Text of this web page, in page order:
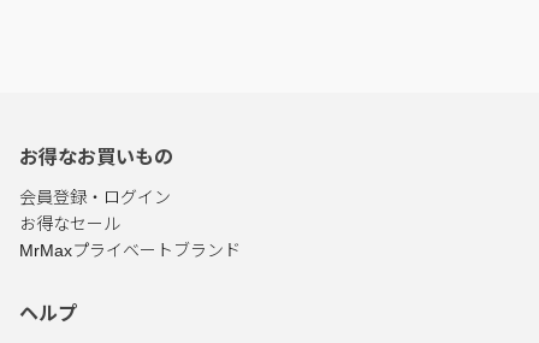
お得なお買いもの
会員登録・ログイン
お得なセール
MrMaxプライベートブランド
ヘルプ